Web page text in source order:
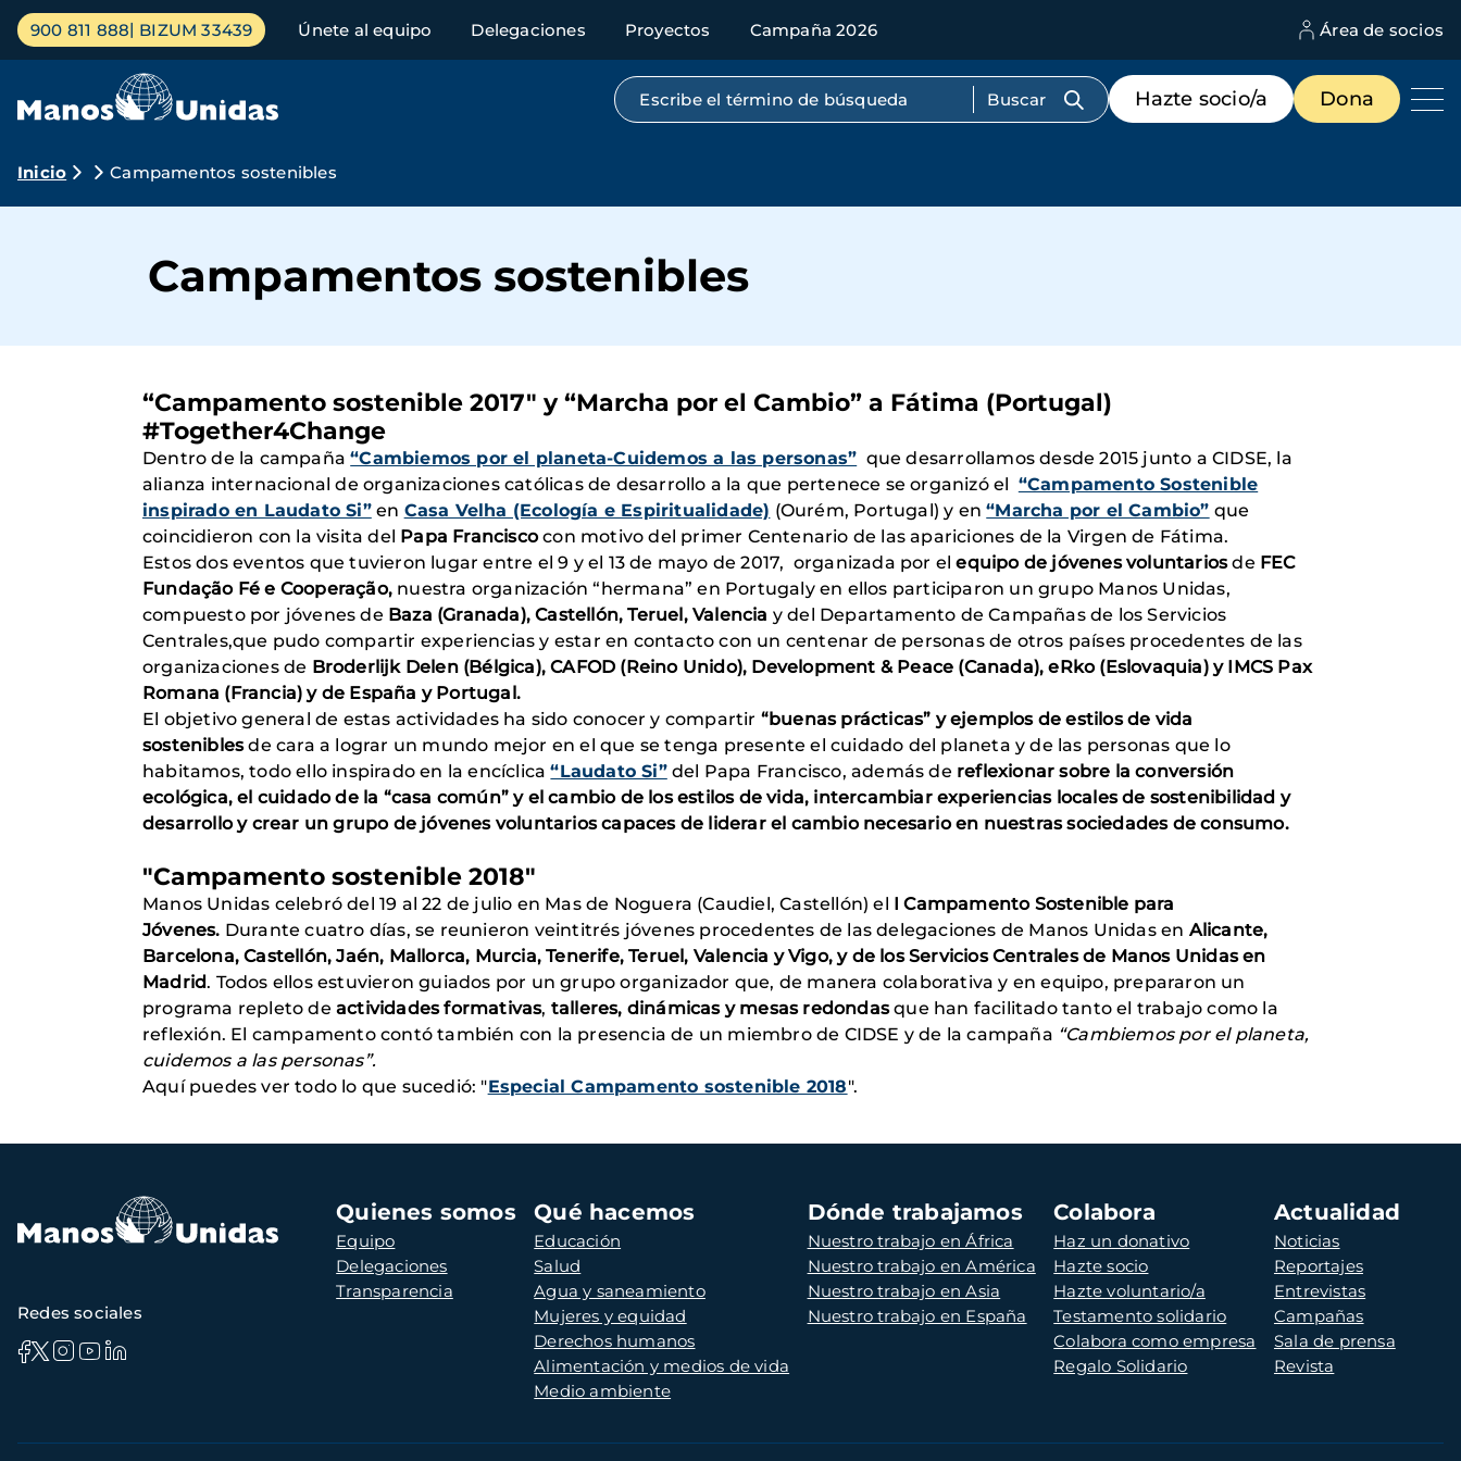
Pasar
contenido
Menú
principal
900 811 888 BIZUM 33439 Únete al equipo Delegaciones Proyectos Campaña 2026 Área de socios
Búsqueda por texto completo
Menú
de
destacados
Hazte socio/a Dona
Ruta
navegación
Inicio Campamentos sostenibles
Campamentos sostenibles
“Campamento sostenible 2017" y “Marcha por el Cambio” a Fátima (Portugal)
#Together4Change
Dentro de la campaña“Cambiemos por el planeta-Cuidemos a las personas” que desarrollamos desde 2015 junto a CIDSE, la
alianza internacional de organizaciones católicas de desarrollo a la que pertenece se organizó el “Campamento Sostenible
inspirado en Laudato Si”en Casa Velha (Ecología e Espiritualidade) (Ourém, Portugal) y en“Marcha por el Cambio” que
coincidieron con la visita del Papa Franciscocon motivo del primer Centenario de las apariciones de la Virgen de Fátima.
Estos dos eventos que tuvieron lugar entre el 9 y el 13 de mayo de 2017, organizada por elequipo de jóvenes voluntariosde FEC
Fundação Fé e Cooperação, nuestra organización “hermana” en Portugaly en ellos participaron un grupo Manos Unidas,
compuesto por jóvenes de Baza (Granada), Castellón, Teruel, Valencia y del Departamento de Campañas de los Servicios
Centrales,que pudo compartir experiencias y estar en contacto con un centenar de personas de otros países procedentes de las
organizaciones de Broderlijk Delen (Bélgica), CAFOD (Reino Unido), Development & Peace (Canada), eRko (Eslovaquia) y IMCS Pax
Romana (Francia) y de España y Portugal.
El objetivo general de estas actividades ha sido conocer y compartir “buenas prácticas” y ejemplos de estilos de vida
sosteniblesde cara a lograr un mundo mejor en el que se tenga presente el cuidado del planeta y de las personas que lo
habitamos, todo ello inspirado en la encíclica“Laudato Si”del Papa Francisco, además de reflexionar sobre la conversión
ecológica, el cuidado de la “casa común” y el cambio de los estilos de vida, intercambiar experiencias locales de sostenibilidad y
desarrollo y crear un grupo de jóvenes voluntarios capaces de liderar el cambio necesario en nuestras sociedades de consumo.
"Campamento sostenible 2018"
Manos Unidas celebró del 19 al 22 de julio en Mas de Noguera (Caudiel, Castellón) el I Campamento Sostenible para
Jóvenes. Durante cuatro días, se reunieron veintitrés jóvenes procedentes de las delegaciones de Manos Unidas en Alicante,
Barcelona, Castellón, Jaén, Mallorca, Murcia, Tenerife, Teruel, Valencia y Vigo, y de los Servicios Centrales de Manos Unidas en
Madrid. Todos ellos estuvieron guiados por un grupo organizador que, de manera colaborativa y en equipo, prepararon un
programa repleto de actividades formativas, talleres, dinámicas y mesas redondasque han facilitado tanto el trabajo como la
reflexión. El campamento contó también con la presencia de un miembro de CIDSE y de la campaña “Cambiemos por el planeta,
cuidemos a las personas”.
Aquí puedes ver todo lo que sucedió: "Especial Campamento sostenible 2018".
Navegación
principal
Quienes somos
Equipo
Delegaciones
Transparencia
Qué hacemos
Educación
Salud
Agua y saneamiento
Mujeres y equidad
Derechos humanos
Alimentación y medios de vida
Medio ambiente
Dónde trabajamos
Nuestro trabajo en África
Nuestro trabajo en América
Nuestro trabajo en Asia
Nuestro trabajo en España
Colabora
Haz un donativo
Hazte socio
Hazte voluntario/a
Testamento solidario
Colabora como empresa
Regalo Solidario
Actualidad
Noticias
Reportajes
Entrevistas
Campañas
Sala de prensa
Revista
Redes sociales